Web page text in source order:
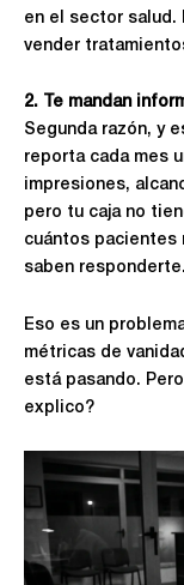
en el sector salud.
vender
2. Te mandan
Segunda razón, y
reporta cada mes
impresiones,
pero tu caja no
cuántos pacientes
saben responderte.
Eso es un
métricas de
está pasando.
explico?